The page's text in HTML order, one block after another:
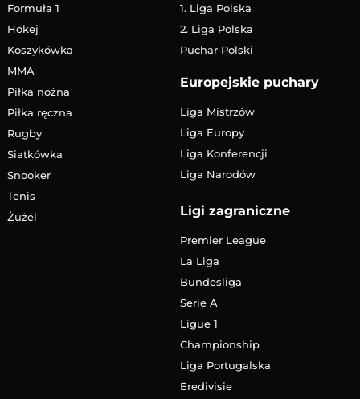
Formuła 1
Hokej
Koszykówka
MMA
Piłka nożna
Piłka ręczna
Rugby
Siatkówka
Snooker
Tenis
Żużel
1. Liga Polska
2. Liga Polska
Puchar Polski
Europejskie puchary
Liga Mistrzów
Liga Europy
Liga Konferencji
Liga Narodów
Ligi zagraniczne
Premier League
La Liga
Bundesliga
Serie A
Ligue 1
Championship
Liga Portugalska
Eredivisie